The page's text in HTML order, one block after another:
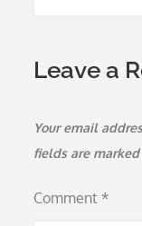
Leave a
Your email
fields are marked
Comment *